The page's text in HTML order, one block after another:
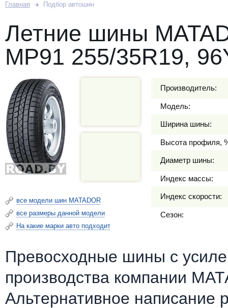
Главная Подбор автошин
Летние шины
MP91 255/35R19,
все модели шин MATADOR
все размеры данной модели
На какие марки авто подходит
Производитель:
Модель:
Ширина шины:
Высота профиля,
Диаметр шины:
Индекс массы:
Индекс скорости:
Сезон:
Превосходные шины c
производства компании
Альтернативное написание